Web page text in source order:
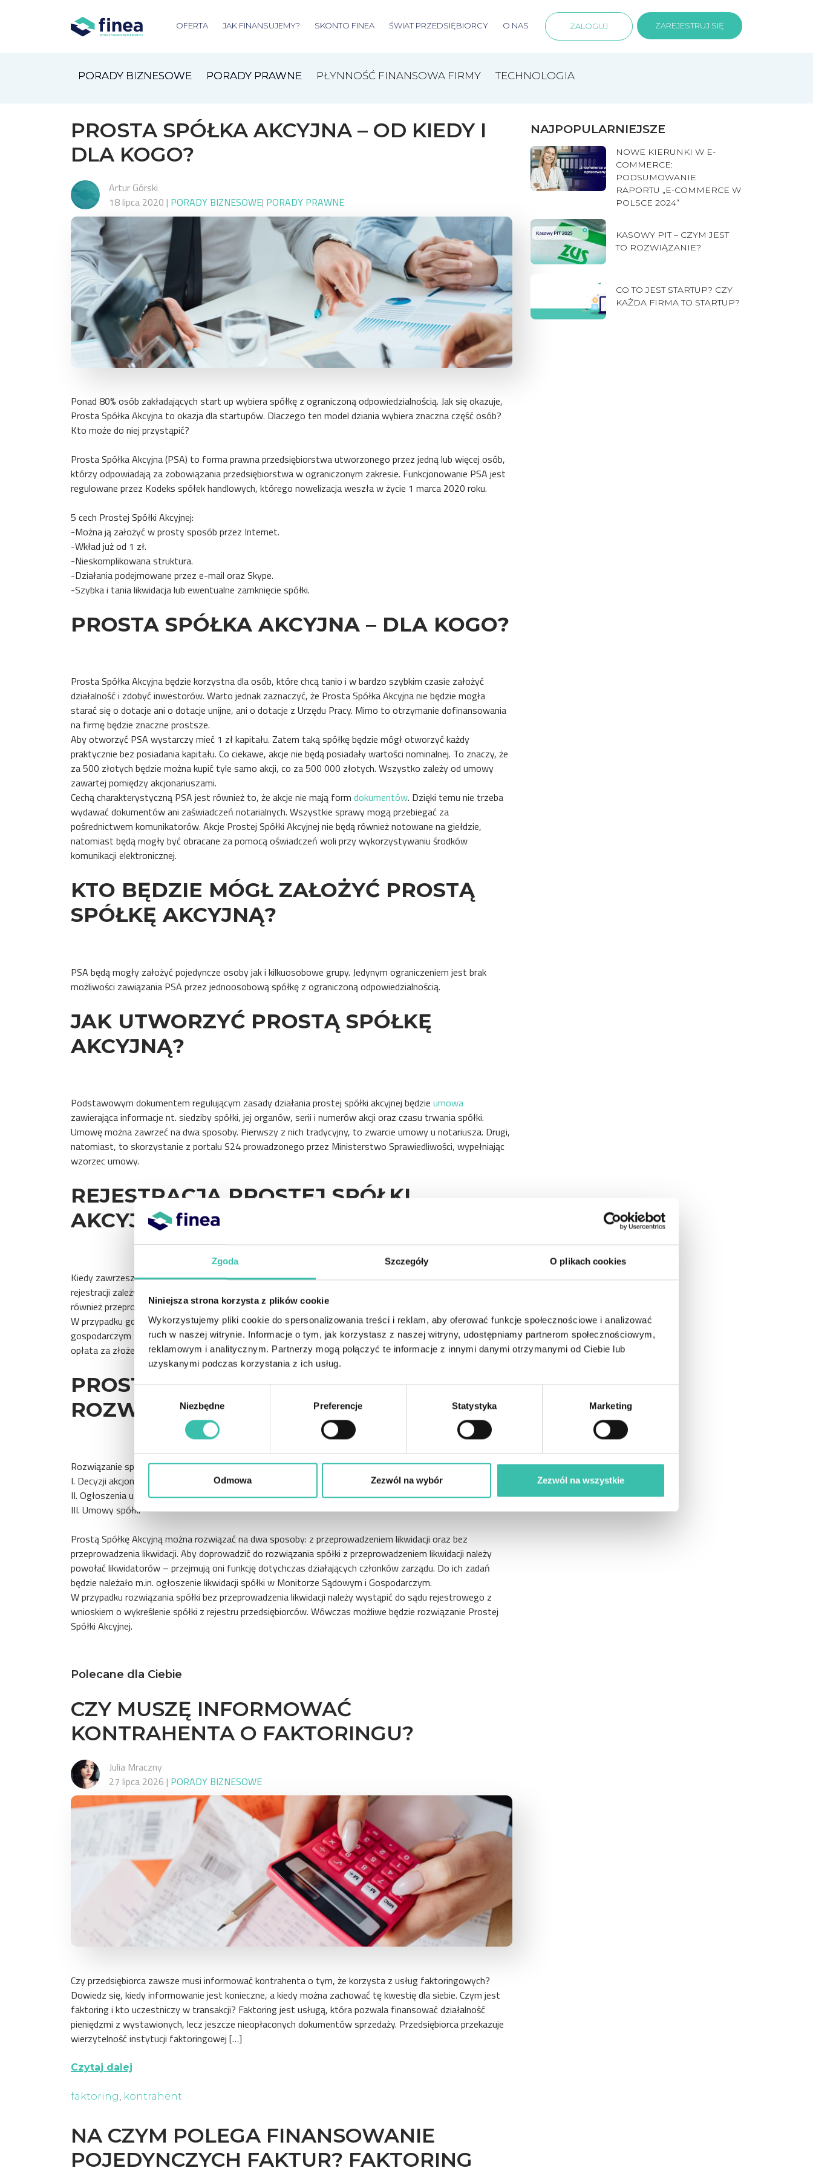
Zgoda Szczegóły O plikach cookies
Niniejsza strona korzysta z plików cookie
Wykorzystujemy pliki cookie do spersonalizowania treści i reklam, aby oferować funkcje społecznościowe i analizować
ruch w naszej witrynie. Informacje o tym, jak korzystasz z naszej witryny, udostępniamy partnerom społecznościowym,
reklamowym i analitycznym. Partnerzy mogą połączyć te informacje z innymi danymi otrzymanymi od Ciebie lub
uzyskanymi podczas korzystania z ich usług.
Niezbędne Preferencje Statystyka Marketing
Odmowa Zezwól na wybór Zezwól na wszystkie
OFERTA JAK FINANSUJEMY? SKONTO FINEA ŚWIAT PRZEDSIĘBIORCY O NAS ZALOGUJ ZAREJESTRUJ SIĘ
PORADY BIZNESOWE PORADY PRAWNE PŁYNNOŚĆ FINANSOWA FIRMY TECHNOLOGIA
PROSTA SPÓŁKA AKCYJNA – OD KIEDY I
DLA KOGO?
Artur Górski
18 lipca 2020 | PORADY BIZNESOWE| PORADY PRAWNE
Ponad 80% osób zakładających start up wybiera spółkę z ograniczoną odpowiedzialnością. Jak się okazuje,
Prosta Spółka Akcyjna to okazja dla startupów. Dlaczego ten model dziania wybiera znaczna część osób?
Kto może do niej przystąpić?
Prosta Spółka Akcyjna (PSA) to forma prawna przedsiębiorstwa utworzonego przez jedną lub więcej osób,
którzy odpowiadają za zobowiązania przedsiębiorstwa w ograniczonym zakresie. Funkcjonowanie PSA jest
regulowane przez Kodeks spółek handlowych, którego nowelizacja weszła w życie 1 marca 2020 roku.
5 cech Prostej Spółki Akcyjnej:
-Można ją założyć w prosty sposób przez Internet.
-Wkład już od 1 zł.
-Nieskomplikowana struktura.
-Działania podejmowane przez e-mail oraz Skype.
-Szybka i tania likwidacja lub ewentualne zamknięcie spółki.
PROSTA SPÓŁKA AKCYJNA – DLA KOGO?
Prosta Spółka Akcyjna będzie korzystna dla osób, które chcą tanio i w bardzo szybkim czasie założyć
działalność i zdobyć inwestorów. Warto jednak zaznaczyć, że Prosta Spółka Akcyjna nie będzie mogła
starać się o dotacje ani o dotacje unijne, ani o dotacje z Urzędu Pracy. Mimo to otrzymanie dofinansowania
na firmę będzie znaczne prostsze.
Aby otworzyć PSA wystarczy mieć 1 zł kapitału. Zatem taką spółkę będzie mógł otworzyć każdy
praktycznie bez posiadania kapitału. Co ciekawe, akcje nie będą posiadały wartości nominalnej. To znaczy, że
za 500 złotych będzie można kupić tyle samo akcji, co za 500 000 złotych. Wszystko zależy od umowy
zawartej pomiędzy akcjonariuszami.
Cechą charakterystyczną PSA jest również to, że akcje nie mają form dokumentów. Dzięki temu nie trzeba
wydawać dokumentów ani zaświadczeń notarialnych. Wszystkie sprawy mogą przebiegać za
pośrednictwem komunikatorów. Akcje Prostej Spółki Akcyjnej nie będą również notowane na giełdzie,
natomiast będą mogły być obracane za pomocą oświadczeń woli przy wykorzystywaniu środków
komunikacji elektronicznej.
KTO BĘDZIE MÓGŁ ZAŁOŻYĆ PROSTĄ
SPÓŁKĘ AKCYJNĄ?
PSA będą mogły założyć pojedyncze osoby jak i kilkuosobowe grupy. Jedynym ograniczeniem jest brak
możliwości zawiązania PSA przez jednoosobową spółkę z ograniczoną odpowiedzialnością.
JAK UTWORZYĆ PROSTĄ SPÓŁKĘ
AKCYJNĄ?
Podstawowym dokumentem regulującym zasady działania prostej spółki akcyjnej będzie umowa
zawierająca informacje nt. siedziby spółki, jej organów, serii i numerów akcji oraz czasu trwania spółki.
Umowę można zawrzeć na dwa sposoby. Pierwszy z nich tradycyjny, to zwarcie umowy u notariusza. Drugi,
natomiast, to skorzystanie z portalu S24 prowadzonego przez Ministerstwo Sprawiedliwości, wypełniając
wzorzec umowy.
REJESTRACJA PROSTEJ SPÓŁKI
AKCYJNEJ
Kiedy zawrzesz umowę, kolejnym krokiem będzie rejestracja PSA w Krajowym Rejestrze Sądowym. Sposób
rejestracji zależy od tego metody podpisania umowy. Jeśli skorzystasz z systemu S24 to rejestrację
również przeprowadzisz online i jej koszt wyniesie 250 zł. Jest to opłata za złożenie wniosku.
W przypadku gdy podpisałeś umowę u notariusza, wtedy należy złożyć odpowiednie dokumenty w wydziale
gospodarczym w sądzie rejonowym. Rejestracja w Krajowym Rejestrze Sądowym będzie wynosiła 500 zł –
opłata za złożenie wniosku – płacisz ją na rachunek sądu.
PROSTA SPÓŁKA AKCYJNA – JAK
ROZWIĄZAĆ?
Rozwiązanie spółki może nastąpić z powodu:
I. Decyzji akcjonariuszy
II. Ogłoszenia upadłości
III. Umowy spółki
Prostą Spółkę Akcyjną można rozwiązać na dwa sposoby: z przeprowadzeniem likwidacji oraz bez
przeprowadzenia likwidacji. Aby doprowadzić do rozwiązania spółki z przeprowadzeniem likwidacji należy
powołać likwidatorów – przejmują oni funkcję dotychczas działających członków zarządu. Do ich zadań
będzie należało m.in. ogłoszenie likwidacji spółki w Monitorze Sądowym i Gospodarczym.
W przypadku rozwiązania spółki bez przeprowadzenia likwidacji należy wystąpić do sądu rejestrowego z
wnioskiem o wykreślenie spółki z rejestru przedsiębiorców. Wówczas możliwe będzie rozwiązanie Prostej
Spółki Akcyjnej.
Polecane dla Ciebie
CZY MUSZĘ INFORMOWAĆ
KONTRAHENTA O FAKTORINGU?
Julia Mraczny
27 lipca 2026 | PORADY BIZNESOWE
Czy przedsiębiorca zawsze musi informować kontrahenta o tym, że korzysta z usług faktoringowych?
Dowiedz się, kiedy informowanie jest konieczne, a kiedy można zachować tę kwestię dla siebie. Czym jest
faktoring i kto uczestniczy w transakcji? Faktoring jest usługą, która pozwala finansować działalność
pieniędzmi z wystawionych, lecz jeszcze nieopłaconych dokumentów sprzedaży. Przedsiębiorca przekazuje
wierzytelność instytucji faktoringowej […]
Czytaj dalej
faktoring kontrahent
NA CZYM POLEGA FINANSOWANIE
POJEDYNCZYCH FAKTUR? FAKTORING
NAJPOPULARNIEJSZE
NOWE KIERUNKI W E-
COMMERCE:
PODSUMOWANIE
RAPORTU „E-COMMERCE W
POLSCE 2024”
KASOWY PIT – CZYM JEST
TO ROZWIĄZANIE?
CO TO JEST STARTUP? CZY
KAŻDA FIRMA TO STARTUP?